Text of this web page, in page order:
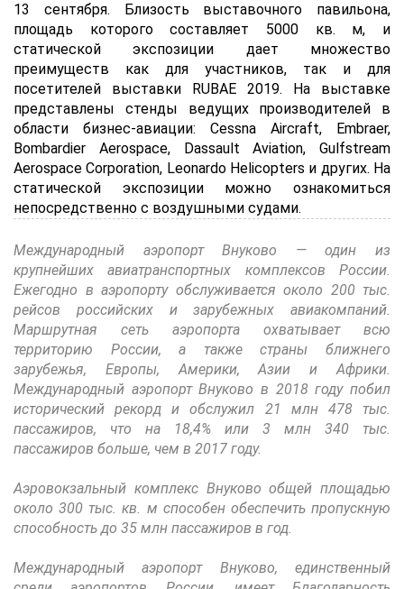
13 сентября. Близость выставочного павильона,
площадь которого составляет 5000 кв. м, и
статической экспозиции дает множество
преимуществ как для участников, так и для
посетителей выставки RUBAE 2019. На выставке
представлены стенды ведущих производителей в
области бизнес-авиации: Cessna Aircraft, Embraer,
Bombardier Aerospace, Dassault Aviation, Gulfstream
Aerospace Corporation, Leonardo Helicopters и других. На
статической экспозиции можно ознакомиться
непосредственно с воздушными судами.
Международный аэропорт Внуково — один из
крупнейших авиатранспортных комплексов России.
Ежегодно в аэропорту обслуживается около 200 тыс.
рейсов российских и зарубежных авиакомпаний.
Маршрутная сеть аэропорта охватывает всю
территорию России, а также страны ближнего
зарубежья, Европы, Америки, Азии и Африки.
Международный аэропорт Внуково в 2018 году побил
исторический рекорд и обслужил 21 млн 478 тыс.
пассажиров, что на 18,4% или 3 млн 340 тыс.
пассажиров больше, чем в 2017 году.
Аэровокзальный комплекс Внуково общей площадью
около 300 тыс. кв. м способен обеспечить пропускную
способность до 35 млн пассажиров в год.
Международный аэропорт Внуково, единственный